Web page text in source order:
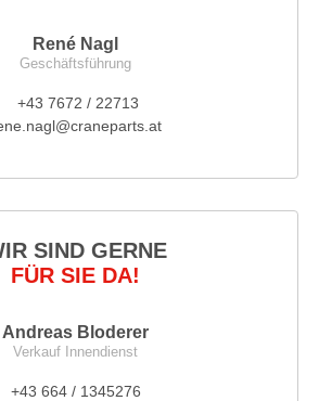
René Nagl
Geschäftsführung
+43 7672 / 22713
SIND GERNE
FÜR SIE DA!
Andreas Bloderer
Verkauf Innendienst
+43 664 / 1345276